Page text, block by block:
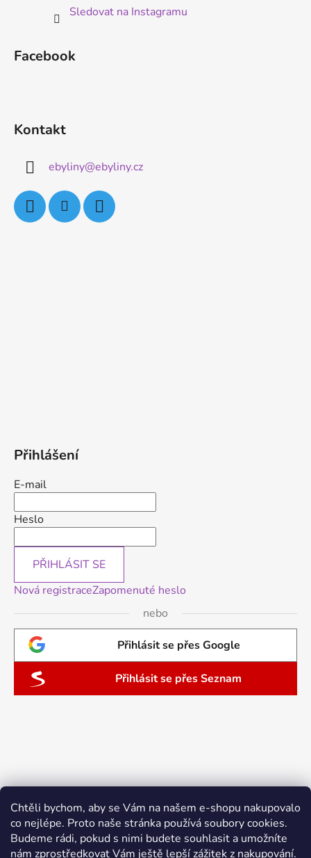
Chtěli bychom, aby se Vám na našem e-shopu nakupovalo
co nejlépe. Proto naše stránka používá soubory cookies.
Budeme rádi, pokud s nimi budete souhlasit a umožníte
nám zprostředkovat Vám ještě lepší zážitek z nakupování.
Sledovat na Instagramu
Facebook
Kontakt
ebyliny@ebyliny.cz
Přihlášení
E-mail
Heslo
PŘIHLÁSIT SE
Nová registraceZapomenuté heslo
nebo
Přihlásit se přes Google
Přihlásit se přes Seznam